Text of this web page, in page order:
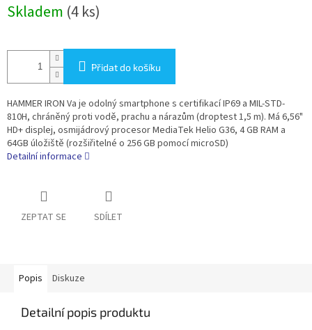
cena:
Skladem (4 ks)
Přidat do košíku
HAMMER IRON Va je odolný smartphone s certifikací IP69 a MIL-STD-
810H, chráněný proti vodě, prachu a nárazům (droptest 1,5 m). Má 6,56"
HD+ displej, osmijádrový procesor MediaTek Helio G36, 4 GB RAM a
64GB úložiště (rozšiřitelné o 256 GB pomocí microSD)
Detailní informace
ZEPTAT SE SDÍLET
Popis Diskuze
Detailní popis produktu